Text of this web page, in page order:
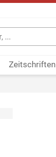
Zeitschriften